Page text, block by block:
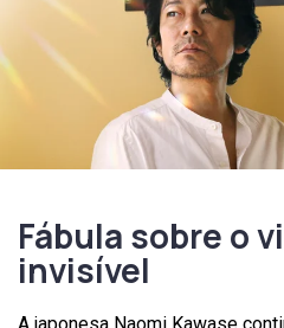
Fábula sobre o
invisível